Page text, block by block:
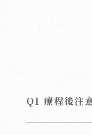
Q1 療程後注